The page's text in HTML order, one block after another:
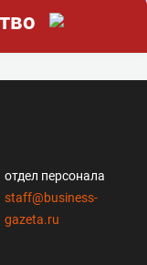
отдел персонала
staff@business-
gazeta.ru